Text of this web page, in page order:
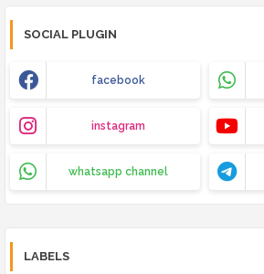
SOCIAL PLUGIN
facebook
instagram
whatsapp channel
LABELS